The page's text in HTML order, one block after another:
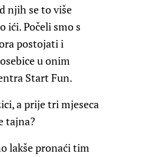
njih se to više
ići. Počeli smo s
postojati i
u onim
Start Fun.
a prije tri mjeseca
tajna?
lakše pronaći tim